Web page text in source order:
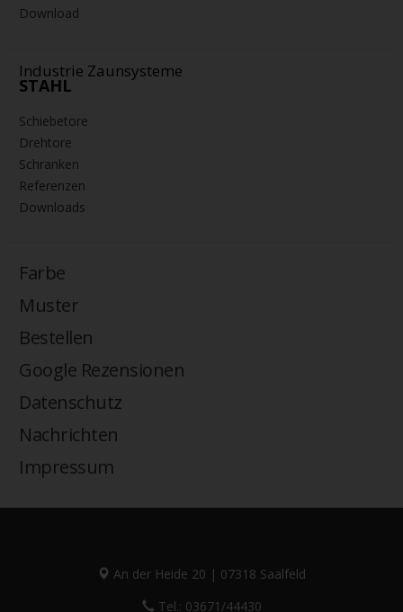
Download
Industrie Zaunsysteme
STAHL
Schiebetore
Drehtore
Schranken
Referenzen
Downloads
Farbe
Muster
Bestellen
Google Rezensionen
Datenschutz
Nachrichten
Impressum
An der Heide 20 | 07318 Saalfeld
Tel.: 03671/44430